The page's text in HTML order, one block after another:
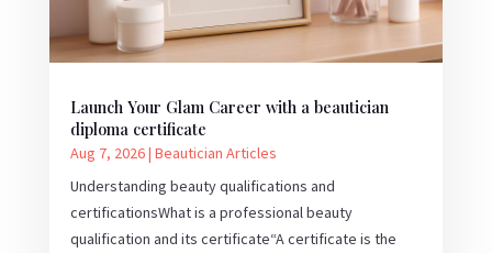
Launch Your Glam Career with a beautician
diploma certificate
Aug 7, 2026| Beautician Articles
Understanding beauty qualifications and
certificationsWhat is a professional beauty
qualification and its certificate“A certificate is the